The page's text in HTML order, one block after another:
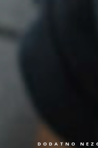
DODATNO